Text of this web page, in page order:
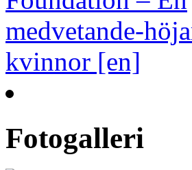
Fotogalleri